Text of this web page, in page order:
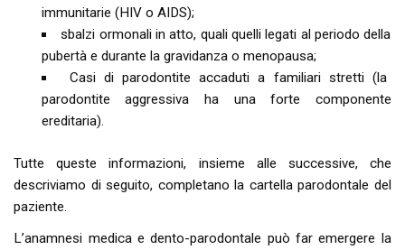
immunitarie (HIV o AIDS);
sbalzi ormonali in atto, quali quelli legati al periodo della
pubertà e durante la gravidanza o menopausa;
Casi di parodontite accaduti a familiari stretti (la
parodontite aggressiva ha una forte componente
ereditaria).
Tutte queste informazioni, insieme alle successive, che
descriviamo di seguito, completano la cartella parodontale del
paziente.
L’anamnesi medica e dento-parodontale può far emergere la